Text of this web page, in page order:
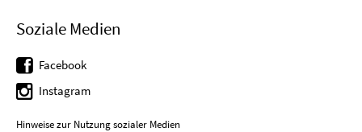
Soziale Medien
Facebook
Instagram
Hinweise zur Nutzung sozialer Medien